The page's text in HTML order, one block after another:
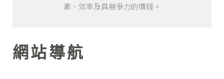
素、效率及具競爭力的價錢。
網站導航